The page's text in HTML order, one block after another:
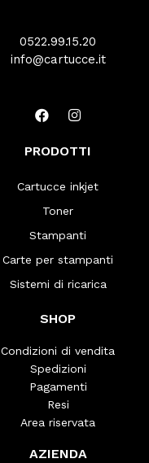
0522.99.15.20
info@cartucce.it
PRODOTTI
Cartucce inkjet
Toner
Stampanti
Carte per stampanti
Sistemi di ricarica
SHOP
Condizioni di vendita
Spedizioni
Pagamenti
Resi
Area riservata
AZIENDA